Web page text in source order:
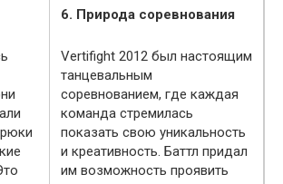
6. Природа соревнования
Vertifight 2012 был настоящим
танцевальным
соревнованием, где каждая
команда стремилась
показать свою уникальность
и креативность. Баттл придал
им возможность проявить